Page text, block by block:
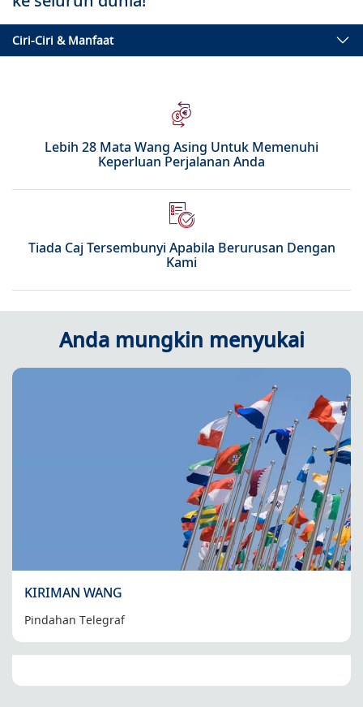
Ciri-Ciri & Manfaat
Lebih 28 Mata Wang Asing Untuk Memenuhi
Keperluan Perjalanan Anda
Tiada Caj Tersembunyi Apabila Berurusan Dengan
Kami
Anda mungkin menyukai
KIRIMAN WANG
Pindahan Telegraf